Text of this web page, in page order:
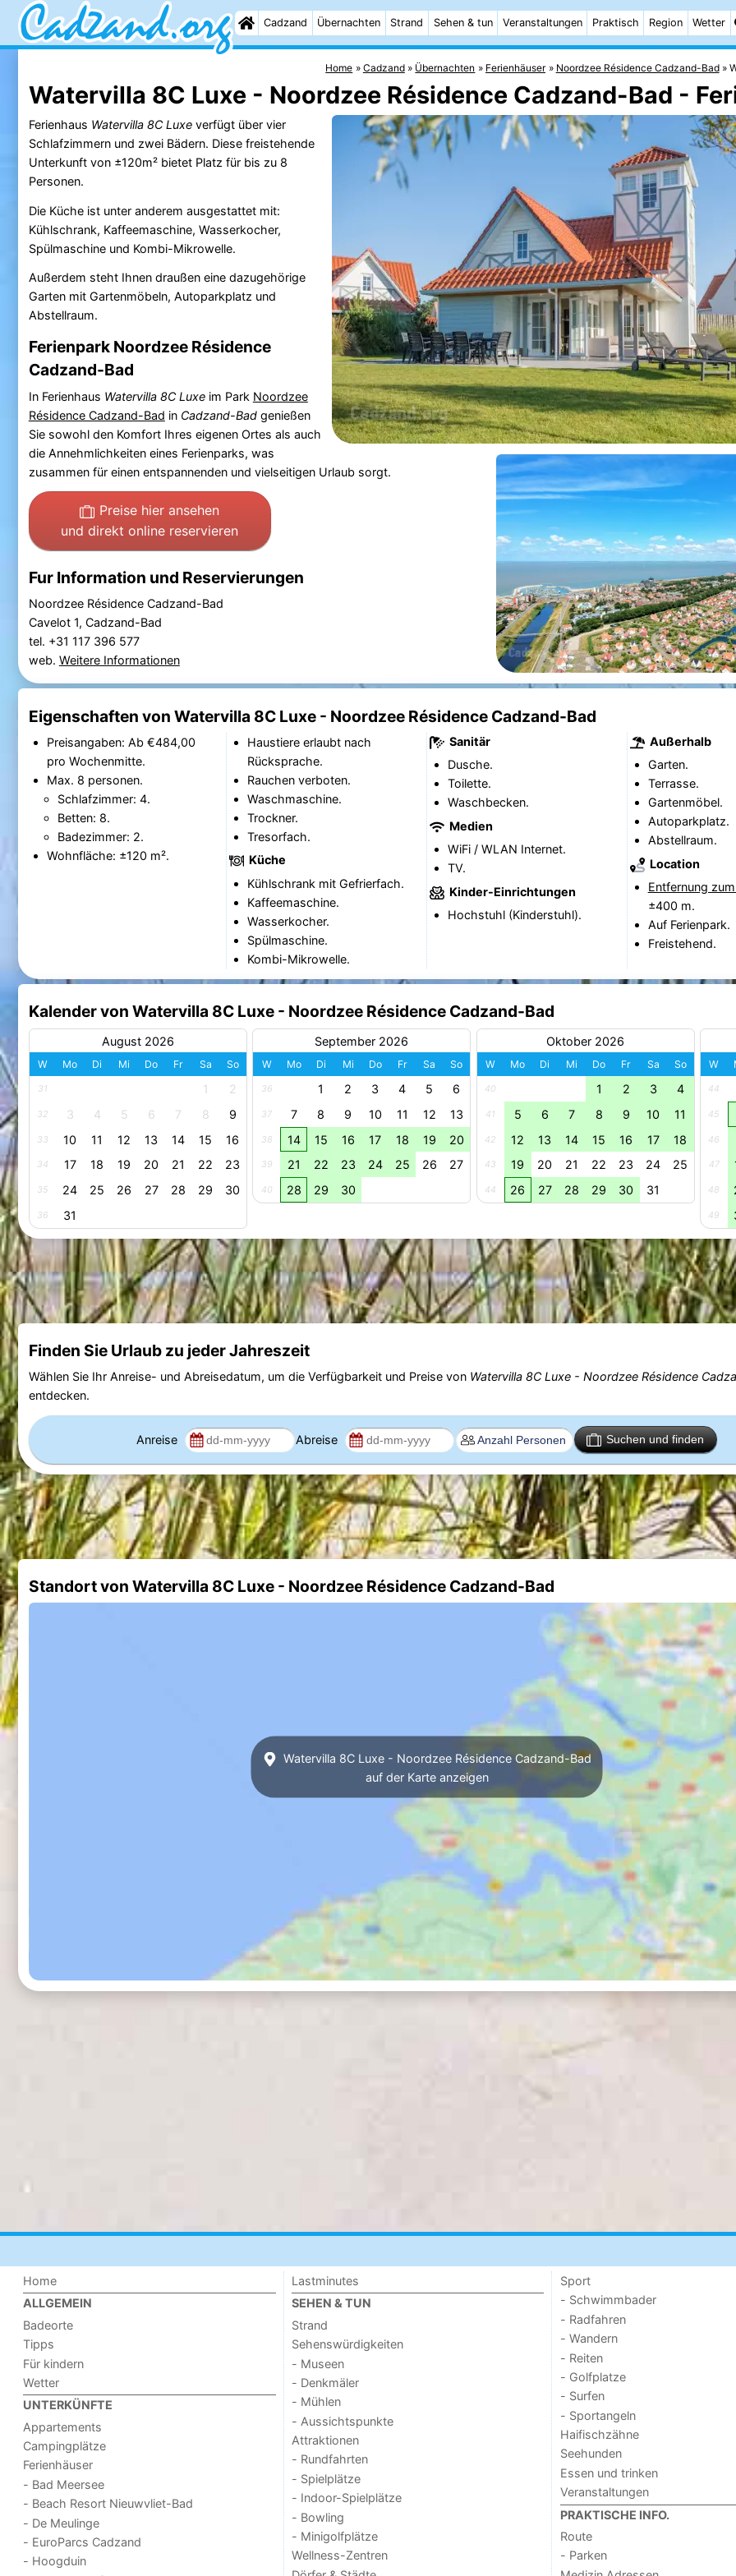
Cadzand Übernachten Strand Sehen & tun Veranstaltungen Praktisch Region Wetter
Home Cadzand Übernachten Ferienhäuser Noordzee Résidence Cadzand-Bad
Watervilla 8C Luxe - Noordzee Résidence Cadzand-Bad -
Ferienhaus Watervilla 8C Luxeverfügt über vier
Schlafzimmern und zwei Bädern. Diese freistehende
Unterkunft von ±120m² bietet Platz für bis zu 8
Personen.
Die Küche ist unter anderem ausgestattet mit:
Kühlschrank, Kaffeemaschine, Wasserkocher,
Spülmaschine und Kombi-Mikrowelle.
Außerdem steht Ihnen draußen eine dazugehörige
Garten mit Gartenmöbeln, Autoparkplatz und
Abstellraum.
Ferienpark Noordzee Résidence
Cadzand-Bad
In Ferienhaus Watervilla 8C Luxeim Park Noordzee
Résidence Cadzand-Bad in Cadzand-Badgenießen
Sie sowohl den Komfort Ihres eigenen Ortes als auch
die Annehmlichkeiten eines Ferienparks, was
zusammen für einen entspannenden und vielseitigen Urlaub sorgt.
Preise hier ansehen
und direkt online reservieren
Fur Information und Reservierungen
Noordzee Résidence Cadzand-Bad
Cavelot 1, Cadzand-Bad
tel. +31 117 396 577
web. Weitere Informationen
Eigenschaften von Watervilla 8C Luxe - Noordzee Résidence Cadzand-Bad
Preisangaben: Ab €484,00
pro Wochenmitte.
Max. 8 personen.
Schlafzimmer: 4.
Betten: 8.
Badezimmer: 2.
Wohnfläche: ±120 m².
Haustiere erlaubt nach
Rücksprache.
Rauchen verboten.
Waschmaschine.
Trockner.
Tresorfach.
Küche
Kühlschrank mit Gefrierfach.
Kaffeemaschine.
Wasserkocher.
Spülmaschine.
Kombi-Mikrowelle.
Sanitär
Dusche.
Toilette.
Waschbecken.
Medien
WiFi / WLAN Internet.
TV.
Kinder-Einrichtungen
Hochstuhl (Kinderstuhl).
Außerhalb
Garten.
Terrasse.
Gartenmöbel.
Autoparkplatz.
Abstellraum.
Location
Entfernung
±400 m.
Auf Ferienpark.
Freistehend.
Kalender von Watervilla 8C Luxe - Noordzee Résidence Cadzand-Bad
August 2026
W Mo Di Mi Do Fr Sa So
31 1 2
32 3 4 5 6 7 8 9
33 10 11 12 13 14 15 16
34 17 18 19 20 21 22 23
35 24 25 26 27 28 29 30
36 31
September 2026
W Mo Di Mi Do Fr Sa So
36 1 2 3 4 5 6
37 7 8 9 10 11 12 13
38 14 15 16 17 18 19 20
39 21 22 23 24 25 26 27
40 28 29 30
Oktober 2026
W Mo Di Mi Do Fr Sa So
40 1 2 3 4
41 5 6 7 8 9 10 11
42 12 13 14 15 16 17 18
43 19 20 21 22 23 24 25
44 26 27 28 29 30 31
W
44
45
46
47
48
49
Finden Sie Urlaub zu jeder Jahreszeit
Wählen Sie Ihr Anreise- und Abreisedatum, um die Verfügbarkeit und Preise von Watervilla 8C Luxe - Noordzee Résidence
entdecken.
Anreise Abreise Suchen und finden
Standort von Watervilla 8C Luxe - Noordzee Résidence Cadzand-Bad
Watervilla 8C Luxe - Noordzee Résidence Cadzand-Bad
auf der Karte anzeigen
Home
ALLGEMEIN
Badeorte
Tipps
Für kindern
Wetter
UNTERKÜNFTE
Appartements
Campingplätze
Ferienhäuser
- Bad Meersee
- Beach Resort Nieuwvliet-Bad
- De Meulinge
- EuroParcs Cadzand
- Hoogduin
Lastminutes
SEHEN & TUN
Strand
Sehenswürdigkeiten
- Museen
- Denkmäler
- Mühlen
- Aussichtspunkte
Attraktionen
- Rundfahrten
- Spielplätze
- Indoor-Spielplätze
- Bowling
- Minigolfplätze
Wellness-Zentren
Sport
- Schwimmbader
- Radfahren
- Wandern
- Reiten
- Golfplatze
- Surfen
- Sportangeln
Haifischzähne
Seehunden
Essen und trinken
Veranstaltungen
PRAKTISCHE INFO.
Route
- Parken